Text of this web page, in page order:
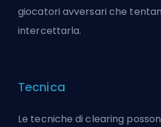
giocatori avversari che
intercettarla.
Tecnica
Le tecniche di clearing